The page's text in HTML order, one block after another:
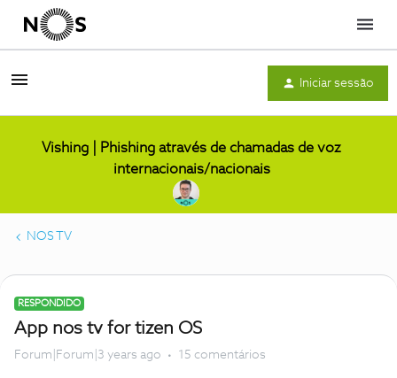
Menu
Iniciar sessão
Vishing | Phishing através de chamadas de voz
internacionais/nacionais
NOS TV
RESPONDIDO
App nos tv for tizen OS
Forum|Forum|3 years ago 15 comentários